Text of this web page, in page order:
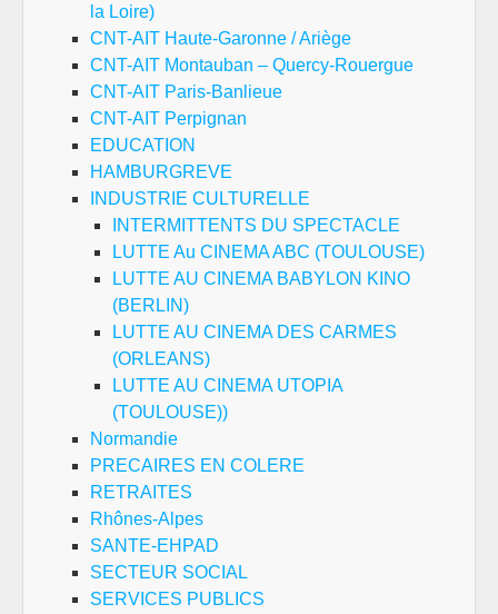
la Loire)
CNT-AIT Haute-Garonne / Ariège
CNT-AIT Montauban – Quercy-Rouergue
CNT-AIT Paris-Banlieue
CNT-AIT Perpignan
EDUCATION
HAMBURGREVE
INDUSTRIE CULTURELLE
INTERMITTENTS DU SPECTACLE
LUTTE Au CINEMA ABC (TOULOUSE)
LUTTE AU CINEMA BABYLON KINO
(BERLIN)
LUTTE AU CINEMA DES CARMES
(ORLEANS)
LUTTE AU CINEMA UTOPIA
(TOULOUSE))
Normandie
PRECAIRES EN COLERE
RETRAITES
Rhônes-Alpes
SANTE-EHPAD
SECTEUR SOCIAL
SERVICES PUBLICS